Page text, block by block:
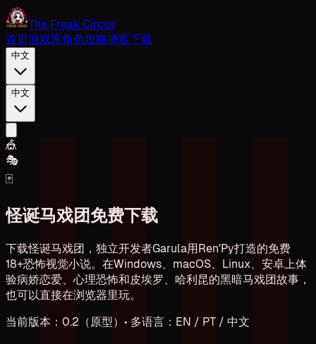
The Freak Circus
首页游戏库角色攻略博客下载
中文
中文
🎪
🎭
🃏
怪诞马戏团免费下载
下载怪诞马戏团，独立开发者Garula用Ren'Py打造的免费
18+恐怖视觉小说。在Windows、macOS、Linux、安卓上体
验病娇恋爱、心理恐怖和皮埃罗、哈利昆的黑暗马戏团故事，
也可以直接在浏览器里玩。
当前版本：0.2（原型）• 多语言：EN / PT / 中文